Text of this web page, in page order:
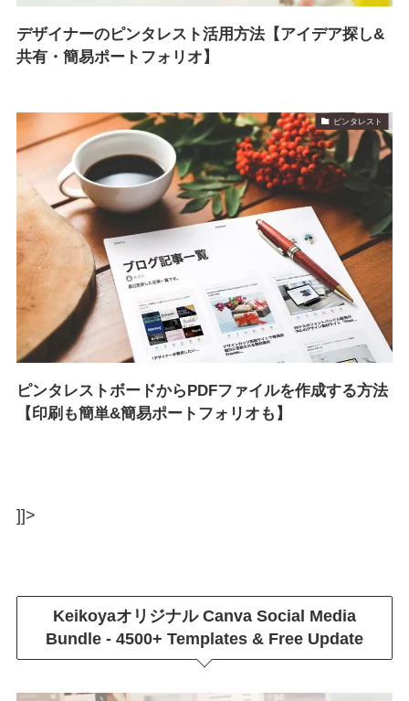
デザイナーのピンタレスト活用方法【アイデア探し&
共有・簡易ポートフォリオ】
ピンタレスト
ピンタレストボードからPDFファイルを作成する方法
【印刷も簡単&簡易ポートフォリオも】
]]>
Keikoyaオリジナル Canva Social Media
Bundle - 4500+ Templates & Free Update